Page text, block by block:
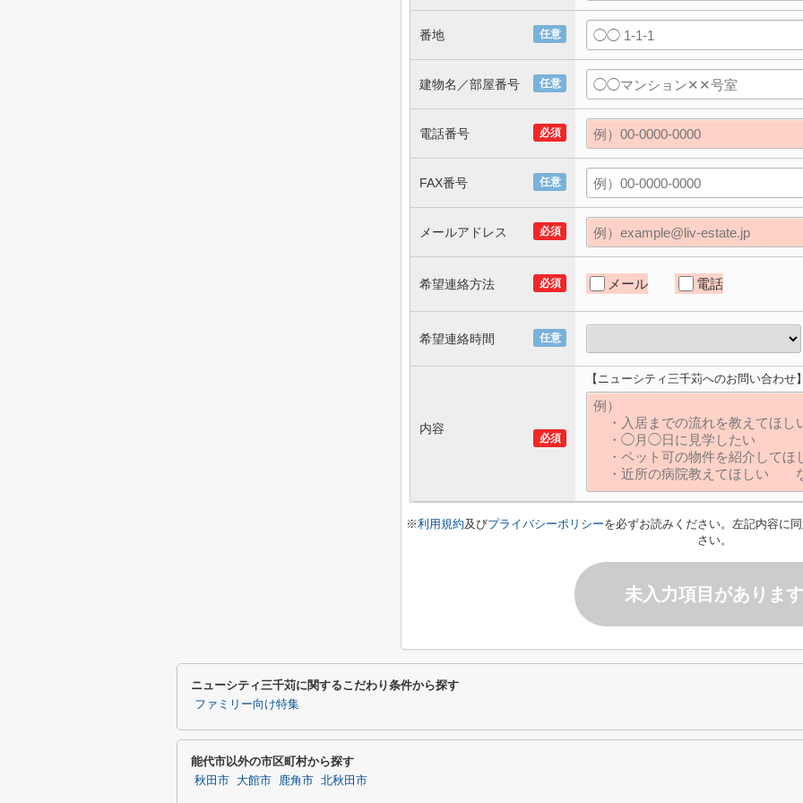
任意
番地
任意
建物名／部屋番号
必須
電話番号
任意
FAX番号
必須
メールアドレス
必須
希望連絡方法 メール 電話
任意
希望連絡時間
必須
内容
【ニューシティ三千苅へのお問い合わせ
※利用規約及びプライバシーポリシーを必ずお読みください。左記内容に
さい。
未入力項目があります
ニューシティ三千苅に関するこだわり条件から探す
ファミリー向け特集
能代市以外の市区町村から探す
秋田市 大館市 鹿角市 北秋田市